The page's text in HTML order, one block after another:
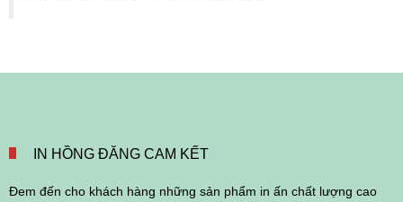
IN HỒNG ĐĂNG CAM KẾT
Đem đến cho khách hàng những sản phẩm in ấn chất lượng cao